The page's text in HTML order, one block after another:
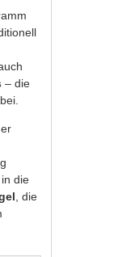
– die
die
, die